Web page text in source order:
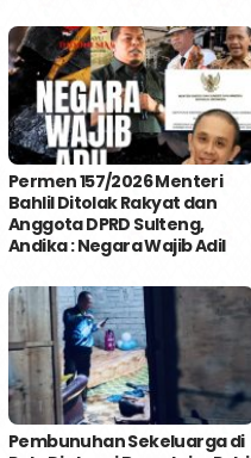
Permen 157/2026 Menteri
Bahlil Ditolak Rakyat dan
Anggota DPRD Sulteng,
Andika : Negara Wajib Adil
Pembunuhan Sekeluarga di